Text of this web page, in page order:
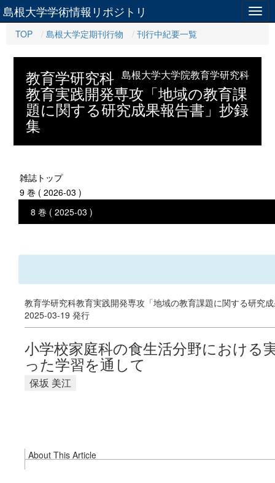
島根大学学術情報リポジトリ
TOP 島根大学定期刊行物 刊行中紀要一覧
島根大学大学院教育学研究科
教育学研究科
教育実践開発専攻「地域の教育課
題に関する研究成果報告書」抄録
集
雑誌トップ
9 巻 ( 2026-03 )
8 巻 ( 2025-03 )
教育学研究科教育実践開発専攻「地域の教育課題に関する研究
2025-03-19 発行
小学校家庭科の食生活分野における
った学習を通して
保坂 美江
About This Article